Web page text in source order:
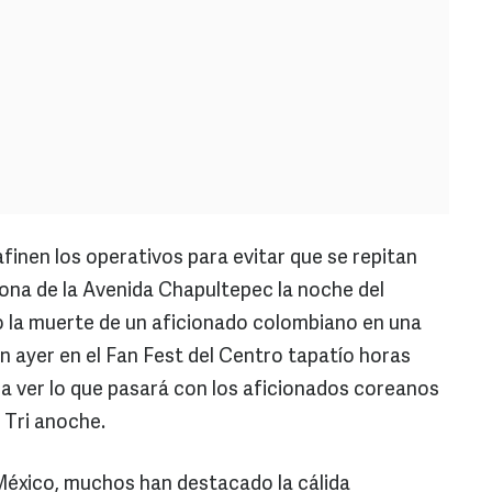
los operativos para evitar que se repitan
de la Avenida Chapultepec la noche del
muerte de un aficionado colombiano en una
ayer en el Fan Fest del Centro tapatío horas
ver lo que pasará con los aficionados coreanos
anoche.
muchos han destacado la cálida